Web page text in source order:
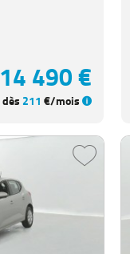
14 490 €
dès 211 €/mois